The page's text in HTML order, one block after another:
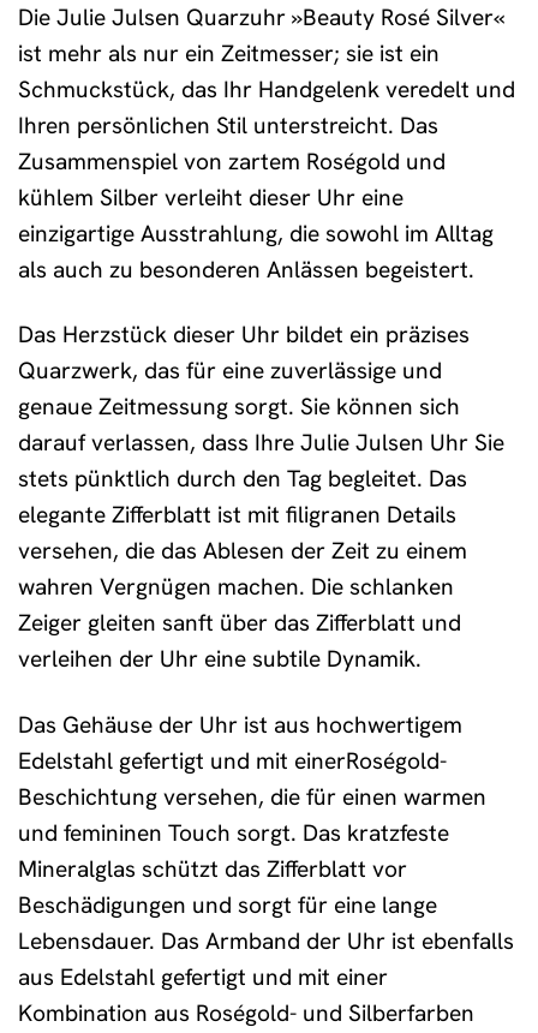
Die Julie Julsen Quarzuhr »Beauty Rosé Silver«
ist mehr als nur ein Zeitmesser; sie ist ein
Schmuckstück, das Ihr Handgelenk veredelt und
Ihren persönlichen Stil unterstreicht. Das
Zusammenspiel von zartem Roségold und
kühlem Silber verleiht dieser Uhr eine
einzigartige Ausstrahlung, die sowohl im Alltag
als auch zu besonderen Anlässen begeistert.
Das Herzstück dieser Uhr bildet ein präzises
Quarzwerk, das für eine zuverlässige und
genaue Zeitmessung sorgt. Sie können sich
darauf verlassen, dass Ihre Julie Julsen Uhr Sie
stets pünktlich durch den Tag begleitet. Das
elegante Zifferblatt ist mit filigranen Details
versehen, die das Ablesen der Zeit zu einem
wahren Vergnügen machen. Die schlanken
Zeiger gleiten sanft über das Zifferblatt und
verleihen der Uhr eine subtile Dynamik.
Das Gehäuse der Uhr ist aus hochwertigem
Edelstahl gefertigt und mit einerRoségold-
Beschichtung versehen, die für einen warmen
und femininen Touch sorgt. Das kratzfeste
Mineralglas schützt das Zifferblatt vor
Beschädigungen und sorgt für eine lange
Lebensdauer. Das Armband der Uhr ist ebenfalls
aus Edelstahl gefertigt und mit einer
Kombination aus Roségold- und Silberfarben